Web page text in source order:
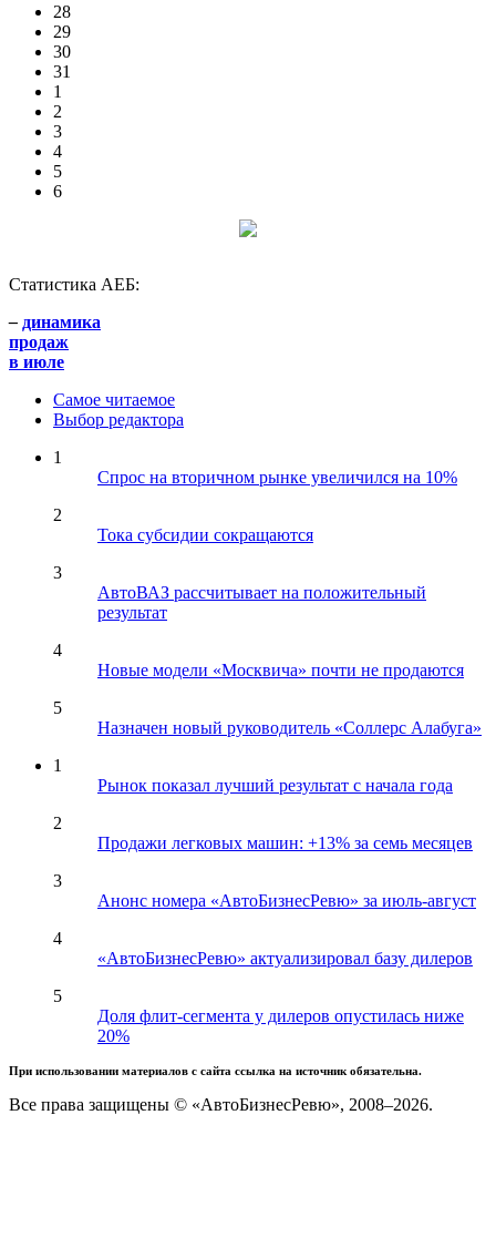
28
29
30
31
1
2
3
4
5
6
Статистика АЕБ:
– динамика
продаж
в июле
Самое читаемое
Выбор редактора
1
Спрос на вторичном рынке увеличился на 10%
2
Тока субсидии сокращаются
3
АвтоВАЗ рассчитывает на положительный
результат
4
Новые модели «Москвича» почти не продаются
5
Назначен новый руководитель «Соллерс Алабуга»
1
Рынок показал лучший результат с начала года
2
Продажи легковых машин: +13% за семь месяцев
3
Анонс номера «АвтоБизнесРевю» за июль-август
4
«АвтоБизнесРевю» актуализировал базу дилеров
5
Доля флит-сегмента у дилеров опустилась ниже
20%
При использовании материалов с сайта ссылка на источник обязательна.
Все права защищены © «АвтоБизнесРевю», 2008–2026.